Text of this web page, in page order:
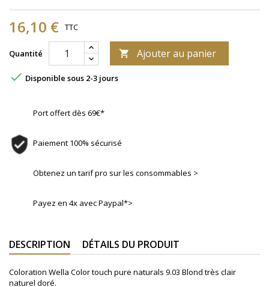
16,10 € TTC
Quantité  Ajouter au panier
 Disponible sous 2-3 jours
Port offert dès 69€*
Paiement 100% sécurisé
Obtenez un tarif pro sur les consommables >
Payez en 4x avec Paypal*>
DESCRIPTION DÉTAILS DU PRODUIT
Coloration Wella Color touch pure naturals 9.03 Blond très clair
naturel doré.